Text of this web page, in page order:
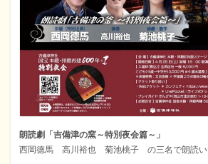
朗読劇「吉備津の窯～特別夜会篇～」
西岡德馬 高川裕也 菊池桃子 の三名で朗読い